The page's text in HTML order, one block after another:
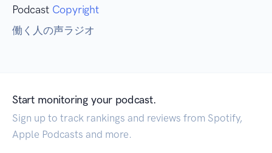
Podcast Copyright
働く人の声ラジオ
Start monitoring your podcast.
Sign up to track rankings and reviews from Spotify,
Apple Podcasts and more.